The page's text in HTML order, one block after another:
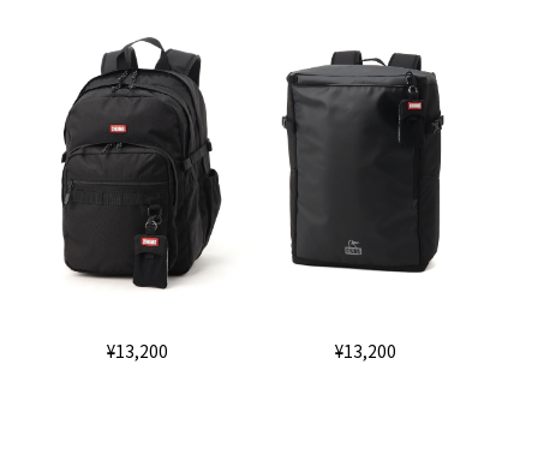
¥13,200 ¥13,200